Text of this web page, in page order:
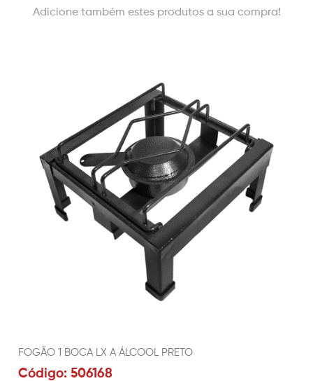
Adicione também estes produtos a sua compra!
FOGÃO 1 BOCA LX A ÁLCOOL PRETO
Código: 506168